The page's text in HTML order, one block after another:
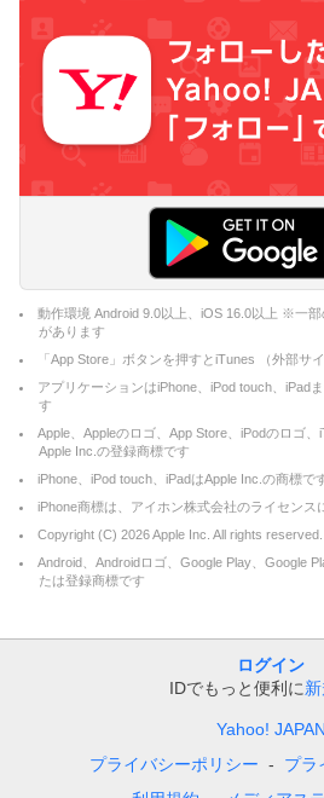
動作環境 Android 9.0以上、iOS 16.0以上 ※一
があります
「App Store」ボタンを押すとiTunes （外部サ
アプリケーションはiPhone、iPod touch、iPad
す
Apple、Appleのロゴ、App Store、iPodのロゴ
Apple Inc.の登録商標です
iPhone、iPod touch、iPadはApple Inc.の商標で
iPhone商標は、アイホン株式会社のライセンス
Copyright (C) 2026Apple Inc. All rights reserved.
Android、Androidロゴ、Google Play、Google
たは登録商標です
ログイン
IDでもっと便利に
Yahoo! JAPAN
プライバシーポリシー
プラ